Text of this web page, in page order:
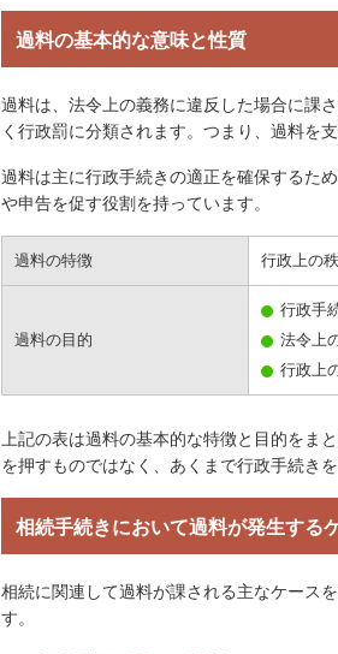
過料の基本的な意味と性質
過料は、法令上の義務に違反した場合に課
く行政罰に分類されます。つまり、過料を
過料は主に行政手続きの適正を確保するた
や申告を促す役割を持っています。
過料の特徴 行政上の
過料の目的
行政手
法令上
行政上
上記の表は過料の基本的な特徴と目的をま
を押すものではなく、あくまで行政手続き
相続手続きにおいて過料が発生する
相続に関連して過料が課される主なケース
す。